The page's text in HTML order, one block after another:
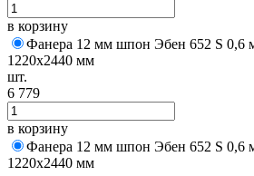
в корзину
Фанера 12 мм шпон Эбен 652 S 0,6
1220х2440 мм
шт.
6 779
в корзину
Фанера 12 мм шпон Эбен 652 S 0,6
1220х2440 мм